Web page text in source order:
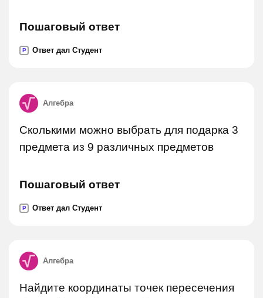
Пошаговый ответ
P Ответ дал Студент
Алгебра
Сколькими можно выбрать для подарка 3
предмета из 9 различных предметов
Пошаговый ответ
P Ответ дал Студент
Алгебра
Найдите координаты точек пересечения